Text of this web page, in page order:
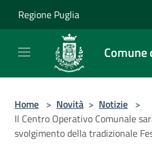
Regione Puglia
Home > Novità > Notizie >
Il Centro Operativo Comunale
svolgimento della tradizionale